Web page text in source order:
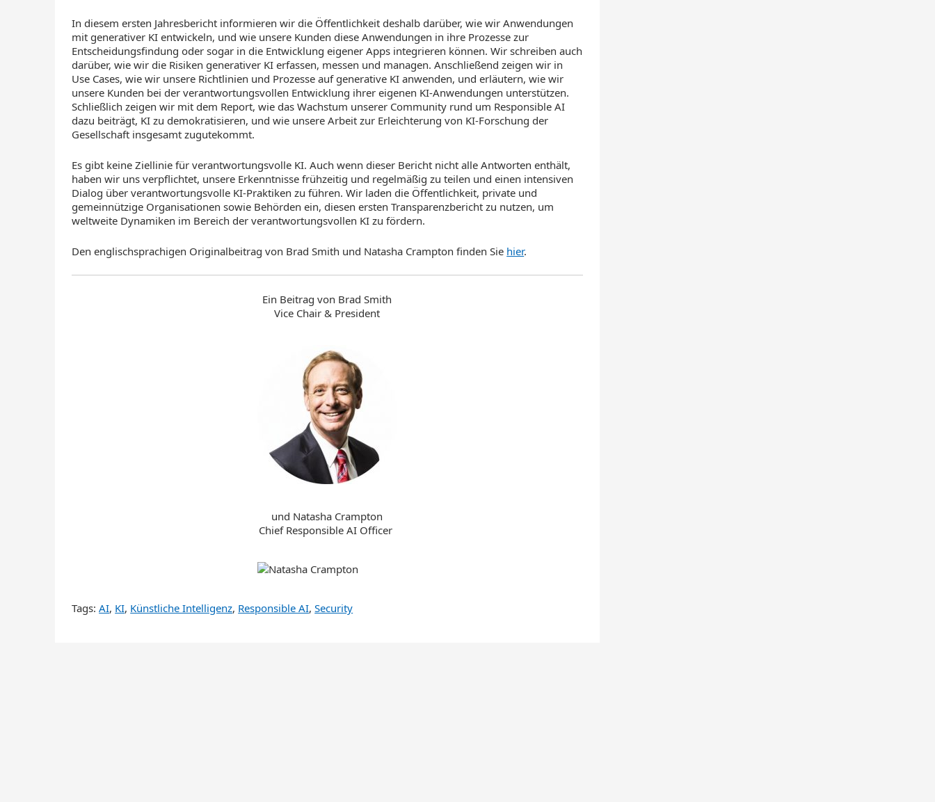
In diesem ersten Jahresbericht informieren wir die Öffentlichkeit deshalb darüber, wie wir Anwendungen
mit generativer KI entwickeln, und wie unsere Kunden diese Anwendungen in ihre Prozesse zur
Entscheidungsfindung oder sogar in die Entwicklung eigener Apps integrieren können. Wir schreiben auch
darüber, wie wir die Risiken generativer KI erfassen, messen und managen. Anschließend zeigen wir in
Use Cases, wie wir unsere Richtlinien und Prozesse auf generative KI anwenden, und erläutern, wie wir
unsere Kunden bei der verantwortungsvollen Entwicklung ihrer eigenen KI-Anwendungen unterstützen.
Schließlich zeigen wir mit dem Report, wie das Wachstum unserer Community rund um Responsible AI
dazu beiträgt, KI zu demokratisieren, und wie unsere Arbeit zur Erleichterung von KI-Forschung der
Gesellschaft insgesamt zugutekommt.
Es gibt keine Ziellinie für verantwortungsvolle KI. Auch wenn dieser Bericht nicht alle Antworten enthält,
haben wir uns verpflichtet, unsere Erkenntnisse frühzeitig und regelmäßig zu teilen und einen intensiven
Dialog über verantwortungsvolle KI-Praktiken zu führen. Wir laden die Öffentlichkeit, private und
gemeinnützige Organisationen sowie Behörden ein, diesen ersten Transparenzbericht zu nutzen, um
weltweite Dynamiken im Bereich der verantwortungsvollen KI zu fördern.
Den englischsprachigen Originalbeitrag von Brad Smith und Natasha Crampton finden Sie hier.
Ein Beitrag von Brad Smith
Vice Chair & President
und Natasha Crampton
Chief Responsible AI Officer
Tags:AI, KI, Künstliche Intelligenz, Responsible AI,Security